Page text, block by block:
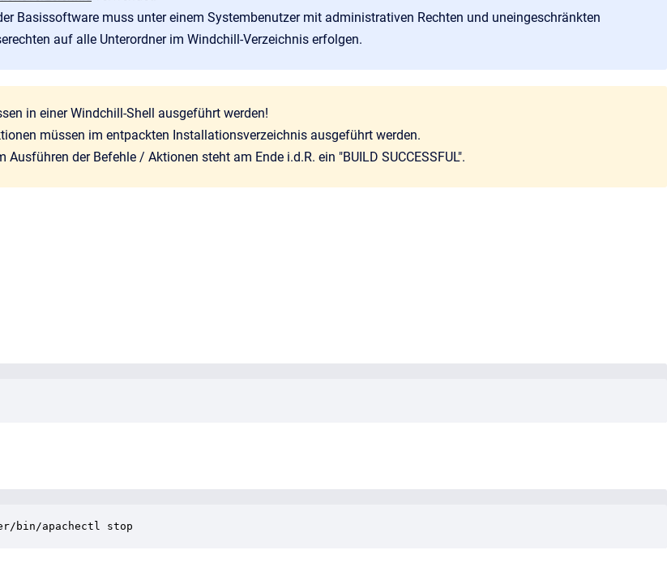
Basissoftware muss unter einem Systembenutzer mit administrativen Rechten und uneingeschränkten
auf alle Unterordner im Windchill-Verzeichnis erfolgen.
in einer Windchill-Shell ausgeführt werden!
müssen im entpackten Installationsverzeichnis ausgeführt werden.
Ausführen der Befehle / Aktionen steht am Ende i.d.R. ein "BUILD SUCCESSFUL".
bin/apachectl stop